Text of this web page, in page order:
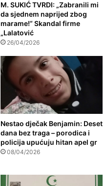
M. SUKIĆ TVRDI: „Zabranili mi
da sjednem naprijed zbog
marame!“ Skandal firme
„Lalatović
26/04/2026
Nestao dječak Benjamin: Deset
dana bez traga – porodica i
policija upućuju hitan apel gr
08/04/2026